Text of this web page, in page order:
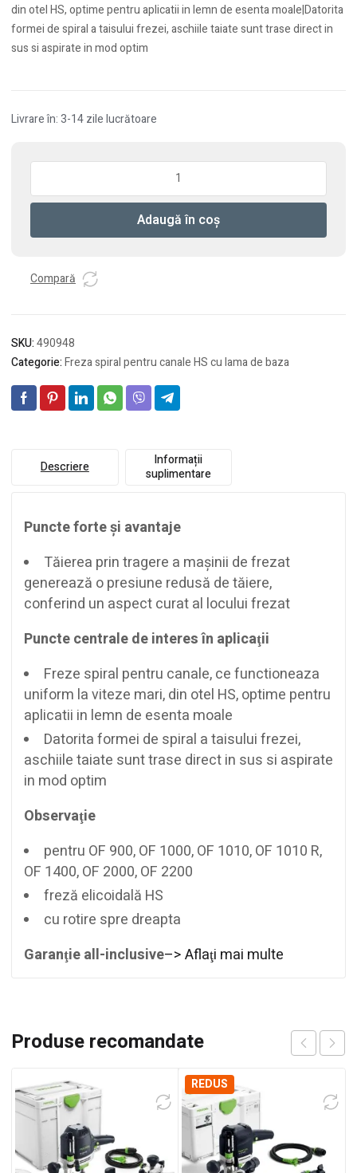
din otel HS, optime pentru aplicatii in lemn de esenta moale|Datorita
formei de spiral a taisului frezei, aschiile taiate sunt trase direct in
sus si aspirate in mod optim
Livrare în: 3-14 zile lucrătoare
Cantitate
pentru
elicoidale
Spi
Adaugă în coș
Compară
SKU:490948
Categorie:Freza spiral pentru canale HS cu lama de baza
Descriere
Informații
suplimentare
Puncte forte şi avantaje
Tăierea prin tragere a maşinii de frezat
generează o presiune redusă de tăiere,
conferind un aspect curat al locului frezat
Puncte centrale de interes în aplicaţii
Freze spiral pentru canale, ce functioneaza
uniform la viteze mari, din otel HS, optime pentru
aplicatii in lemn de esenta moale
Datorita formei de spiral a taisului frezei,
aschiile taiate sunt trase direct in sus si aspirate
in mod optim
Observaţie
pentru OF 900, OF 1000, OF 1010, OF 1010 R,
OF 1400, OF 2000, OF 2200
freză elicoidală HS
cu rotire spre dreapta
Garanţie all-inclusive–> Aflaţi mai multe
Produse recomandate
REDUS